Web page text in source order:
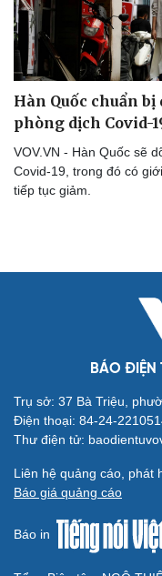
Cải chính
Hàn Quốc chuẩn bị
phòng dịch Covid-
VOV.VN - Hàn Quốc sẽ
Covid-19, trong đó có
tiếp tục giảm.
BÁO ĐIỆN
Trụ sở: 37 Bà Triệu,
Điện thoại: 84-24-
Thư điện tử:
Liên hệ quảng cáo, phát
Báo giá quảng cáo
Báo in